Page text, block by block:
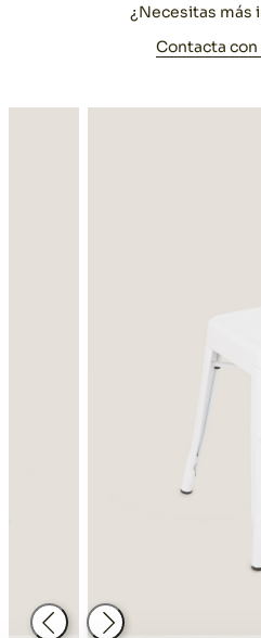
¿Necesitas más
Contacta
Atrás Siguiente